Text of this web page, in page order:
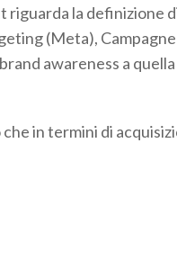
riguarda la definizione
(Meta),
awareness a
in termini di